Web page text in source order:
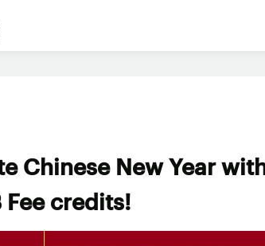
Chinese New Year
credits!